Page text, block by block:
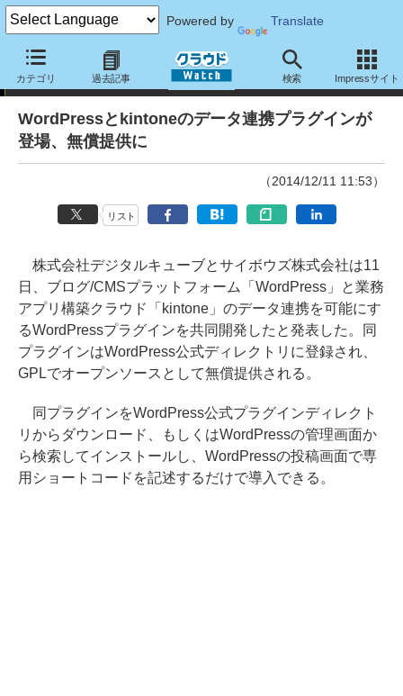
Powered by Translate
カテゴリ 過去記事 検索 Impressサイト
ニュース
WordPressとkintoneのデータ連携プラグインが
登場、無償提供に
（2014/12/11 11:53）
リスト
株式会社デジタルキューブとサイボウズ株式会社は11
日、ブログ/CMSプラットフォーム「WordPress」と業務
アプリ構築クラウド「kintone」のデータ連携を可能にす
るWordPressプラグインを共同開発したと発表した。同
プラグインはWordPress公式ディレクトリに登録され、
GPLでオープンソースとして無償提供される。
同プラグインをWordPress公式プラグインディレクト
リからダウンロード、もしくはWordPressの管理画面か
ら検索してインストールし、WordPressの投稿画面で専
用ショートコードを記述するだけで導入できる。